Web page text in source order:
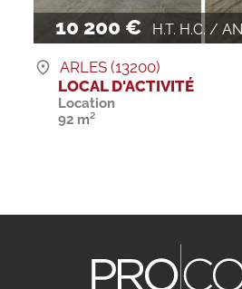
10 200 € H.T. H.C. / AN
ARLES (13200)
LOCAL D'ACTIVITÉ
Location
92 m²